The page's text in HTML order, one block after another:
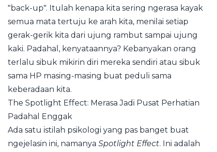
"back-up". Itulah kenapa kita sering ngerasa kayak
semua mata tertuju ke arah kita, menilai setiap
gerak-gerik kita dari ujung rambut sampai ujung
kaki. Padahal, kenyataannya? Kebanyakan orang
terlalu sibuk mikirin diri mereka sendiri atau sibuk
sama HP masing-masing buat peduli sama
keberadaan kita.
The Spotlight Effect: Merasa Jadi Pusat Perhatian
Padahal Enggak
Ada satu istilah psikologi yang pas banget buat
ngejelasin ini, namanya Spotlight Effect. Ini adalah